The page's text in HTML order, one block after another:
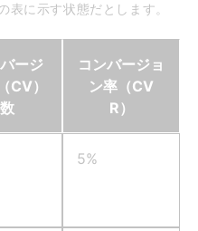
に示す状態だとします。
ージ
CV）
数
コンバージョ
ン率（CV
R）
5%